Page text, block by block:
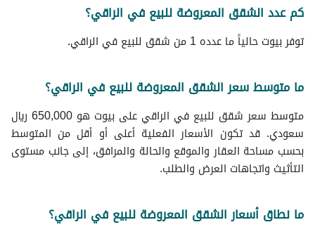
شقق حي شعبة الشيخ
شقق حي الحمراء
شقق حي نشوان
كم عدد الشقق المعروضة للبيع في الراقي؟
توفر بيوت حالياً ما عدده 1 من شقق للبيع في الراقي.
ما متوسط سعر الشقق المعروضة للبيع في الراقي؟
متوسط سعر شقق للبيع في الراقي على بيوت هو 650,000 ريال
سعودي. قد تكون الأسعار الفعلية أعلى أو أقل من المتوسط
بحسب مساحة العقار والموقع والحالة والمرافق، إلى جانب مستوى
التأثيث واتجاهات العرض والطلب.
ما نطاق أسعار الشقق المعروضة للبيع في الراقي؟